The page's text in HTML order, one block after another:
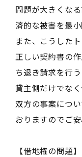
問題が大きくな
済的な被害を最
また、こうした
正しい契約書の
ち退き請求を行う
貸主側だけでな
双方の事案につ
おりますのでご安
【借地権の問題